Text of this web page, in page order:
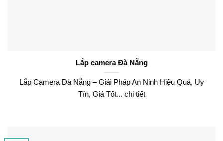
Lắp camera Đà Nẵng
Lắp Camera Đà Nẵng – Giải Pháp An Ninh Hiệu Quả, Uy
Tín, Giá Tốt... chi tiết